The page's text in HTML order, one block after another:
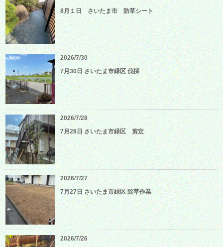
8月１日 さいたま市 防草シート
2026/7/30
7月30日 さいたま市緑区 伐採
2026/7/28
7月28日 さいたま市緑区 剪定
2026/7/27
7月27日 さいたま市緑区 除草作業
2026/7/26